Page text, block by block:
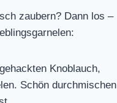
zaubern? Dann los –
Knoblauch,
Schön durchmischen